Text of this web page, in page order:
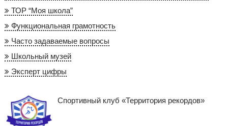
ТОР “Моя школа”
Функциональная грамотность
Часто задаваемые вопросы
Школьный музей
Эксперт цифры
Спортивный клуб «Территория рекордов»